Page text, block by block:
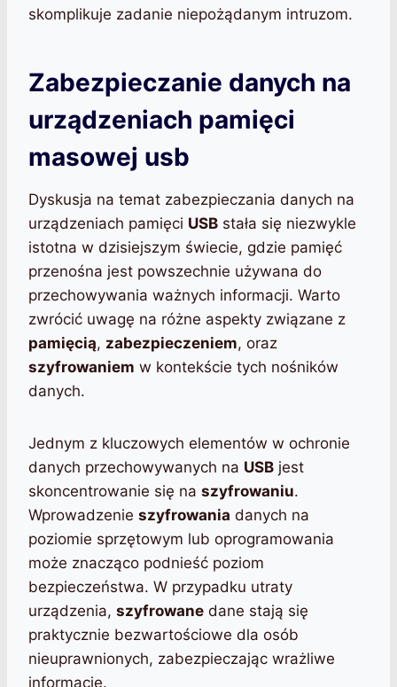
skomplikuje zadanie niepożądanym intruzom.
Zabezpieczanie danych na
urządzeniach pamięci
masowej usb
Dyskusja na temat zabezpieczania danych na
urządzeniach pamięci USB stała się niezwykle
istotna w dzisiejszym świecie, gdzie pamięć
przenośna jest powszechnie używana do
przechowywania ważnych informacji. Warto
zwrócić uwagę na różne aspekty związane z
pamięcią, zabezpieczeniem, oraz
szyfrowaniem w kontekście tych nośników
danych.
Jednym z kluczowych elementów w ochronie
danych przechowywanych na USB jest
skoncentrowanie się na szyfrowaniu.
Wprowadzenie szyfrowania danych na
poziomie sprzętowym lub oprogramowania
może znacząco podnieść poziom
bezpieczeństwa. W przypadku utraty
urządzenia, szyfrowane dane stają się
praktycznie bezwartościowe dla osób
nieuprawnionych, zabezpieczając wrażliwe
informacje.